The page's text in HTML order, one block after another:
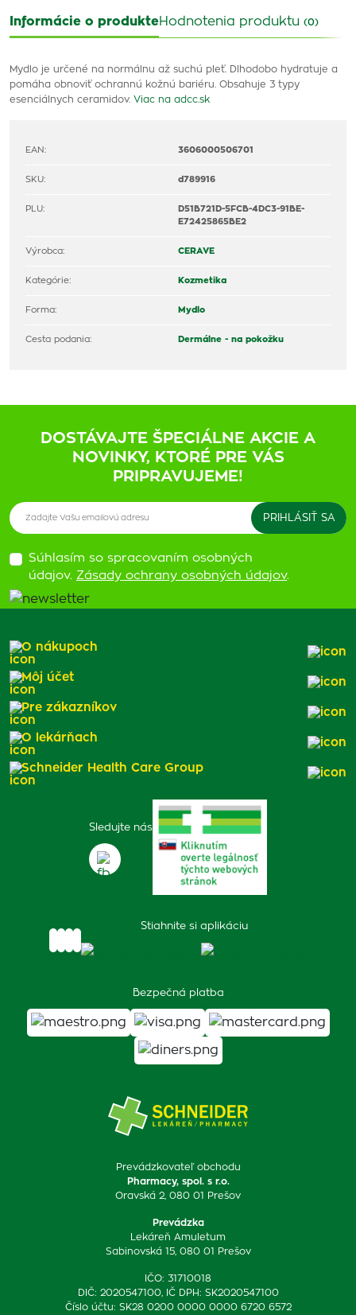
Informácie o produkteHodnotenia produktu (0)
Mydlo je určené na normálnu až suchú pleť. Dlhodobo hydratuje a
pomáha obnoviť ochrannú kožnú bariéru. Obsahuje 3 typy
esenciálnych ceramidov. Viac na adcc.sk
EAN: 3606000506701
SKU: d789916
PLU:
D51B721D-5FCB-4DC3-91BE-
E72425865BE2
Výrobca: CERAVE
Kategórie: Kozmetika
Forma: Mydlo
Cesta podania: Dermálne - na pokožku
DOSTÁVAJTE ŠPECIÁLNE AKCIE A
NOVINKY, KTORÉ PRE VÁS
PRIPRAVUJEME!
Súhlasím so spracovaním osobných
údajov. Zásady ochrany osobných údajov.
Prevádzkovateľ obchodu
Pharmacy, spol. s r.o.
Oravská 2, 080 01 Prešov
Prevádzka
Lekáreň Amuletum
Sabinovská 15, 080 01 Prešov
IČO: 31710018
DIČ: 2020547100, IČ DPH: SK2020547100
Číslo účtu: SK28 0200 0000 0000 6720 6572
Sledujte nás
Stiahnite si aplikáciu
Bezpečná platba
O nákupoch
Môj účet
Pre zákazníkov
O lekárňach
Schneider Health Care Group